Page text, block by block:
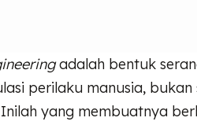
adalah bentuk
perilaku manusia,
yang membuatnya